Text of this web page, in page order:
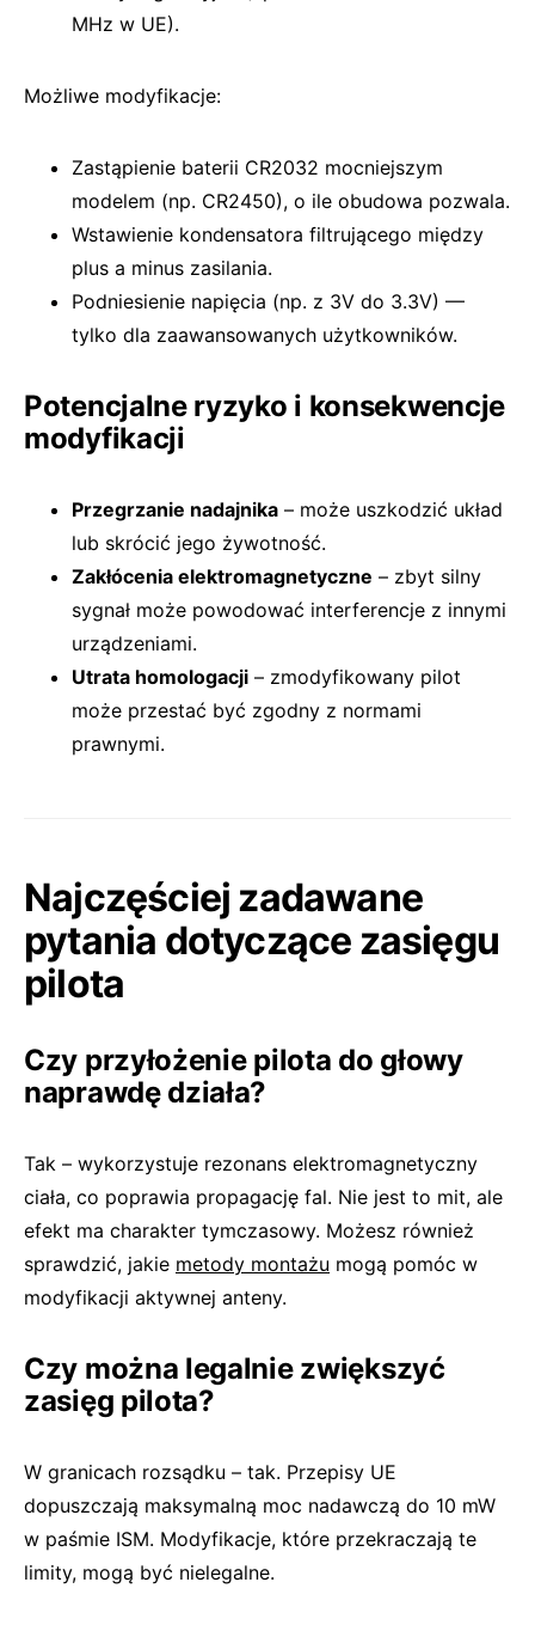
MHz w UE).
Możliwe modyfikacje:
Zastąpienie baterii CR2032 mocniejszym
modelem (np. CR2450), o ile obudowa pozwala.
Wstawienie kondensatora filtrującego między
plus a minus zasilania.
Podniesienie napięcia (np. z 3V do 3.3V) —
tylko dla zaawansowanych użytkowników.
Potencjalne ryzyko i konsekwencje
modyfikacji
Przegrzanie nadajnika – może uszkodzić układ
lub skrócić jego żywotność.
Zakłócenia elektromagnetyczne – zbyt silny
sygnał może powodować interferencje z innymi
urządzeniami.
Utrata homologacji – zmodyfikowany pilot
może przestać być zgodny z normami
prawnymi.
Najczęściej zadawane
pytania dotyczące zasięgu
pilota
Czy przyłożenie pilota do głowy
naprawdę działa?
Tak – wykorzystuje rezonans elektromagnetyczny
ciała, co poprawia propagację fal. Nie jest to mit, ale
efekt ma charakter tymczasowy. Możesz również
sprawdzić, jakie metody montażu mogą pomóc w
modyfikacji aktywnej anteny.
Czy można legalnie zwiększyć
zasięg pilota?
W granicach rozsądku – tak. Przepisy UE
dopuszczają maksymalną moc nadawczą do 10 mW
w paśmie ISM. Modyfikacje, które przekraczają te
limity, mogą być nielegalne.